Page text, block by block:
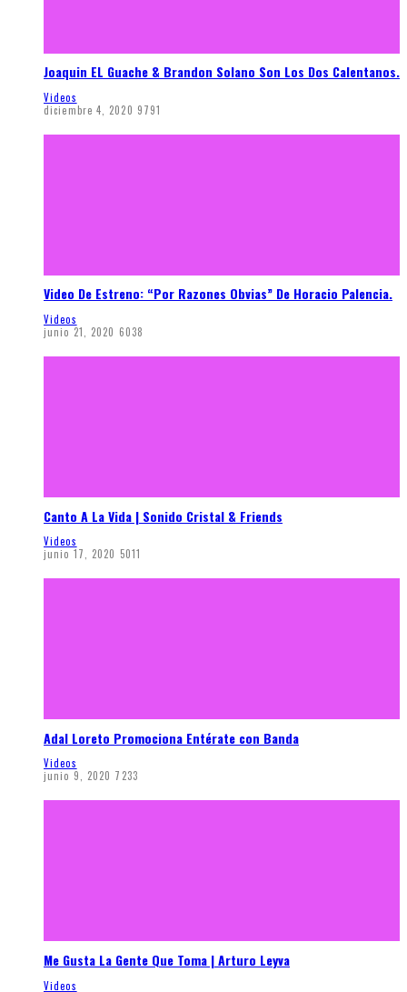
Joaquin EL Guache & Brandon Solano Son Los Dos Calentanos.
Videos
diciembre 4, 2020 9791
Video De Estreno: “Por Razones Obvias” De Horacio Palencia.
Videos
junio 21, 2020 6038
Canto A La Vida | Sonido Cristal & Friends
Videos
junio 17, 2020 5011
Adal Loreto Promociona Entérate con Banda
Videos
junio 9, 2020 7233
Me Gusta La Gente Que Toma | Arturo Leyva
Videos